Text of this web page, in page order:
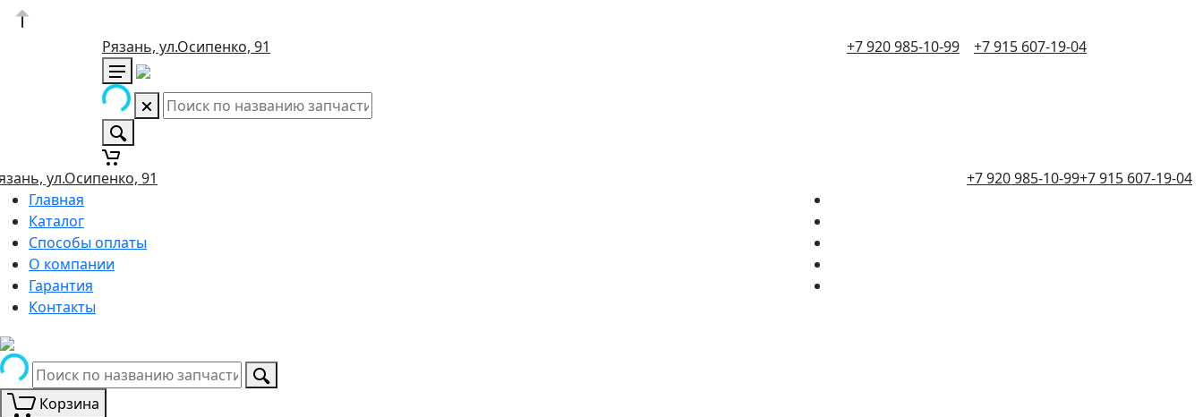
Рязань, ул.Осипенко, 91 +7 920 985-10-99 +7 915 607-19-04
ул.Осипенко, 91 +7 920 985-10-99+7 915 607-19-04
Главная
Каталог
Способы оплаты
О компании
Гарантия
Контакты
Корзина